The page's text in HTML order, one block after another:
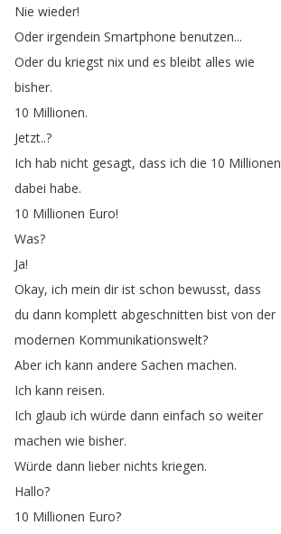
Nie wieder!
Oder irgendein Smartphone benutzen...
Oder du kriegst nix und es bleibt alles wie
bisher.
10 Millionen.
Jetzt..?
Ich hab nicht gesagt, dass ich die 10 Millionen
dabei habe.
10 Millionen Euro!
Was?
Ja!
Okay, ich mein dir ist schon bewusst, dass
du dann komplett abgeschnitten bist von der
modernen Kommunikationswelt?
Aber ich kann andere Sachen machen.
Ich kann reisen.
Ich glaub ich würde dann einfach so weiter
machen wie bisher.
Würde dann lieber nichts kriegen.
Hallo?
10 Millionen Euro?